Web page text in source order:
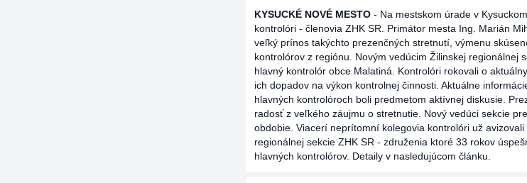
KYSUCKÉ NOVÉ MESTO - Na mestskom úrade v
kontrolóri - členovia ZHK SR. Primátor mesta Ing. Marián
veľký prínos takýchto prezenčných stretnutí, výmenu
kontrolórov z regiónu. Novým vedúcim Žilinskej regionálnej
hlavný kontrolór obce Malatiná. Kontrolóri rokovali o
ich dopadov na výkon kontrolnej činnosti. Aktuálne
hlavných kontrolóroch boli predmetom aktívnej diskusie.
radosť z veľkého záujmu o stretnutie. Nový vedúci sekcie
obdobie. Viacerí neprítomní kolegovia kontrolóri už
regionálnej sekcie ZHK SR - združenia ktoré 33 rokov
hlavných kontrolórov. Detaily v nasledujúcom článku.